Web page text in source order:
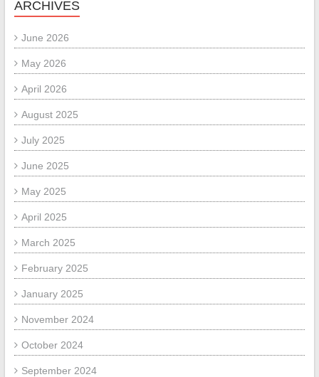
ARCHIVES
June 2026
May 2026
April 2026
August 2025
July 2025
June 2025
May 2025
April 2025
March 2025
February 2025
January 2025
November 2024
October 2024
September 2024